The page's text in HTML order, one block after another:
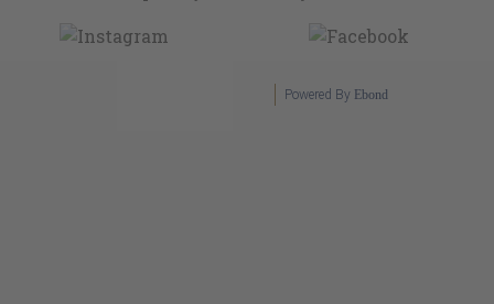
Powered By Ebond